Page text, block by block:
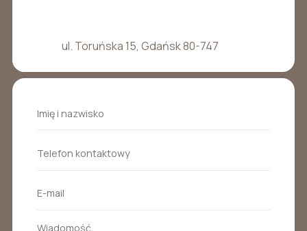
ul. Toruńska 15, Gdańsk 80-747